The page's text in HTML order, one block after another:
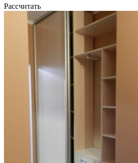
Рассчитать